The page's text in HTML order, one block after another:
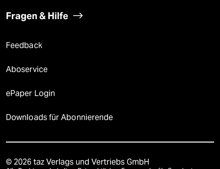
Fragen & Hilfe
Feedback
Aboservice
ePaper Login
Downloads für Abonnierende
© 2026 taz Verlags und Vertriebs GmbH